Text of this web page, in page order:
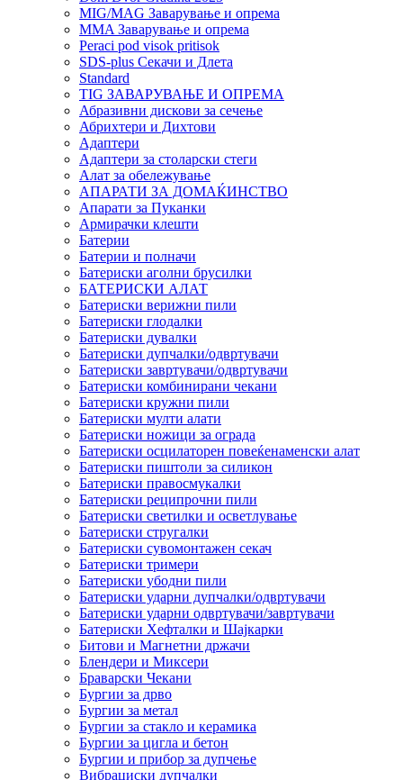
MIG/MAG Заварување и опрема
MMA Заварување и опрема
Peraci pod visok pritisok
SDS-plus Секачи и Длета
Standard
TIG ЗАВАРУВАЊЕ И ОПРЕМА
Абразивни дискови за сечење
Абрихтери и Дихтови
Адаптери
Адаптери за столарски стеги
Алат за обележување
АПАРАТИ ЗА ДОМАЌИНСТВО
Апарати за Пуканки
Армирачки клешти
Батерии
Батерии и полначи
Батериски аголни брусилки
БАТЕРИСКИ АЛАТ
Батериски верижни пили
Батериски глодалки
Батериски дувалки
Батериски дупчалки/одвртувачи
Батериски завртувачи/одвртувачи
Батериски комбинирани чекани
Батериски кружни пили
Батериски мулти алати
Батериски ножици за ограда
Батериски осцилаторен повеќенаменски алат
Батериски пиштоли за силикон
Батериски правосмукалки
Батериски реципрочни пили
Батериски светилки и осветлување
Батериски стругалки
Батериски сувомонтажен секач
Батериски тримери
Батериски убодни пили
Батериски ударни дупчалки/одвртувачи
Батериски ударни одвртувачи/завртувачи
Батериски Хефталки и Шајкарки
Битови и Магнетни држачи
Блендери и Миксери
Браварски Чекани
Бургии за дрво
Бургии за метал
Бургии за стакло и керамика
Бургии за цигла и бетон
Бургии и прибор за дупчење
Вибрациски дупчалки